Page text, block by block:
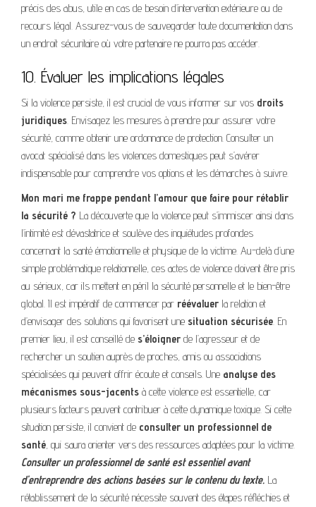
précis des abus, utile en cas de besoin d’intervention extérieure ou de
recours légal. Assurez-vous de sauvegarder toute documentation dans
un endroit sécuritaire où votre partenaire ne pourra pas accéder.
10. Évaluer les implications légales
Si la violence persiste, il est crucial de vous informer sur vos droits
juridiques. Envisagez les mesures à prendre pour assurer votre
sécurité, comme obtenir une ordonnance de protection. Consulter un
avocat spécialisé dans les violences domestiques peut s’avérer
indispensable pour comprendre vos options et les démarches à suivre.
Mon mari me frappe pendant l’amour que faire pour rétablir
la sécurité ? La découverte que la violence peut s’immiscer ainsi dans
l’intimité est dévastatrice et soulève des inquiétudes profondes
concernant la santé émotionnelle et physique de la victime. Au-delà d’une
simple problématique relationnelle, ces actes de violence doivent être pris
au sérieux, car ils mettent en péril la sécurité personnelle et le bien-être
global. Il est impératif de commencer par réévaluer la relation et
d’envisager des solutions qui favorisent une situation sécurisée. En
premier lieu, il est conseillé de s’éloigner de l’agresseur et de
rechercher un soutien auprès de proches, amis ou associations
spécialisées qui peuvent offrir écoute et conseils. Une analyse des
mécanismes sous-jacents à cette violence est essentielle, car
plusieurs facteurs peuvent contribuer à cette dynamique toxique. Si cette
situation persiste, il convient de consulter un professionnel de
santé, qui saura orienter vers des ressources adaptées pour la victime.
Consulter un professionnel de santé est essentiel avant
d’entreprendre des actions basées sur le contenu du texte. La
rétablissement de la sécurité nécessite souvent des étapes réfléchies et